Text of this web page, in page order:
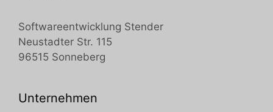
Softwareentwicklung Stender
Neustadter Str. 115
96515 Sonneberg
Unternehmen